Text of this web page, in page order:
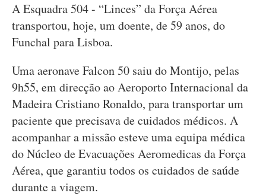
A Esquadra 504 - “Linces” da Força Aérea
transportou, hoje, um doente, de 59 anos, do
Funchal para Lisboa.
Uma aeronave Falcon 50 saiu do Montijo, pelas
9h55, em direcção ao Aeroporto Internacional da
Madeira Cristiano Ronaldo, para transportar um
paciente que precisava de cuidados médicos. A
acompanhar a missão esteve uma equipa médica
do Núcleo de Evacuações Aeromedicas da Força
Aérea, que garantiu todos os cuidados de saúde
durante a viagem.